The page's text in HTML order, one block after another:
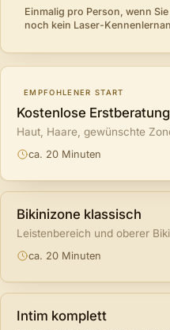
Einmalig pro Person, wenn
noch kein Laser-
EMPFOHLENER START
Kostenlose Erstberatung
Haut, Haare, gewünschte
ca. 20 Minuten
Bikinizone klassisch
Leistenbereich und oberer
ca. 20 Minuten
Intim komplett